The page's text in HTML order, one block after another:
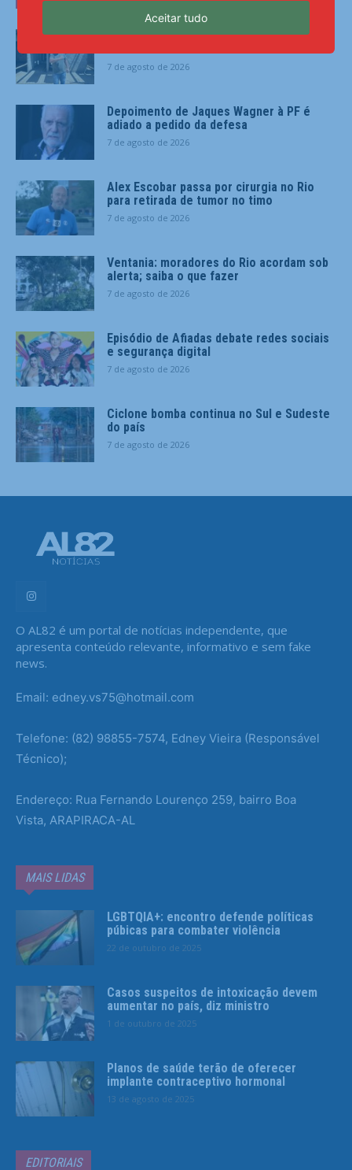
Prefeito Allan de Jesus anuncia retomada
7 de agosto de 2026
Depoimento de Jaques Wagner à PF é
adiado a pedido da defesa
7 de agosto de 2026
Alex Escobar passa por cirurgia no Rio
para retirada de tumor no timo
7 de agosto de 2026
Ventania: moradores do Rio acordam sob
alerta; saiba o que fazer
7 de agosto de 2026
Episódio de Afiadas debate redes sociais
e segurança digital
7 de agosto de 2026
Ciclone bomba continua no Sul e Sudeste
do país
7 de agosto de 2026
O AL82 é um portal de notícias independente, que
apresenta conteúdo relevante, informativo e sem fake
news.
Email: edney.vs75@hotmail.com
Telefone: (82) 98855-7574, Edney Vieira (Responsável
Técnico);
Endereço: Rua Fernando Lourenço 259, bairro Boa
Vista, ARAPIRACA-AL
MAIS LIDAS
LGBTQIA+: encontro defende políticas
púbicas para combater violência
22 de outubro de 2025
Casos suspeitos de intoxicação devem
aumentar no país, diz ministro
1 de outubro de 2025
Planos de saúde terão de oferecer
implante contraceptivo hormonal
13 de agosto de 2025
EDITORIAIS
Aceitar tudo